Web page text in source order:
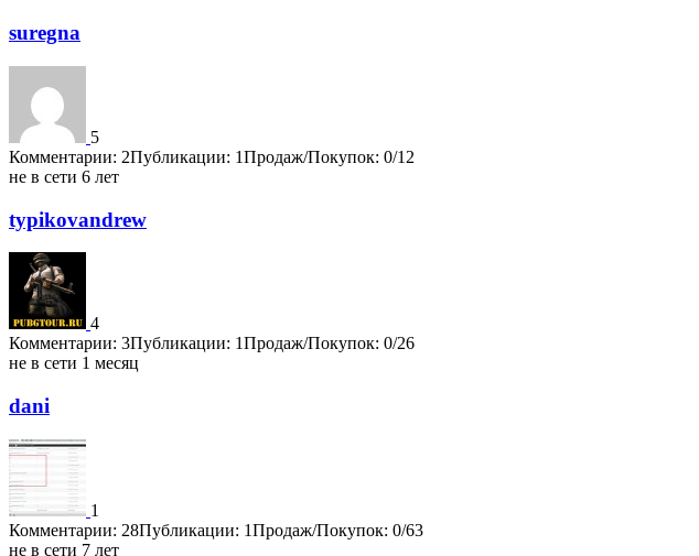
suregna
5
Комментарии: 2Публикации: 1Продаж/Покупок: 0/12
не в сети 6 лет
typikovandrew
4
Комментарии: 3Публикации: 1Продаж/Покупок: 0/26
не в сети 1 месяц
dani
1
Комментарии: 28Публикации: 1Продаж/Покупок: 0/63
не в сети 7 лет